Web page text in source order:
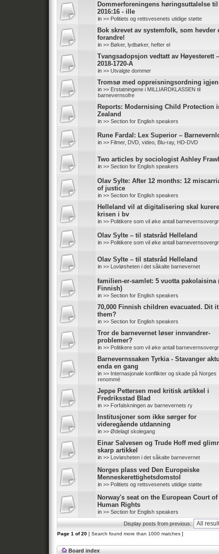
Dommerforeningens høringsuttalelse til
2016:16 - ille
in >> Politiets og rettsvesenets utidige støtte
Bok skrevet av systemfolk, som hevder
forandre!
in >> Bøker, lydbøker, hefter el
Tvangsadopsjon vedtatt av Høyesterett
2018-1720-A
in >> Utvalgte dommer
Tromsø med oppreisningsordning igjen
in >> Erstatningene i MILLIARDKLASSEN til
barnevernsofre
Reports: Modernising Child Protection
Zealand
in >> Section for English speakers
Rune Fardal: Lex Superior –
in >> Filmer, DVD, video, Blu-ray, HD-DVD
Two articles by sociologist Ashley
in >> Section for English speakers
Olav Sylte: After 12 months: 12
of justice
in >> Section for English speakers
Helleland vil at digitalisering skal kurere
krisen i bv
in >> Politikere som vil øke antall
Olav Sylte – til statsråd Helleland
in >> Politikere som vil øke antall
Olav Sylte – til statsråd Helleland
in >> Lovløsheten i det såkalte barnevernet
familien-er-samlet: 5 vuotta pakolaisina
Finnish)
in >> Section for English speakers
70,000 Finnish children evacuated. Dit
them?
in >> Section for English speakers
Tror de barnevernet løser innvandrer-
problemer?
in >> Politikere som vil øke antall
Barnevernssaken Tyrkia - Stavanger
enda en gang
in >> Internasjonale konflikter og skade på Norges
renommé
Jeppe Pettersen med kritisk artikkel i
Fredriksstad Blad
in >> Forfalskningen av barnevernets ry
Institusjoner som ikke sørger for
videregående utdanning
in >> Ødelagt skolegang
Einar Salvesen og Trude Hoff med
skarp artikkel
in >> Lovløsheten i det såkalte barnevernet
Norges plass ved Den Europeiske
Menneskerettighetsdomstol
in >> Politiets og rettsvesenets utidige støtte
Norway's seat on the European Court of
Human Rights
in >> Section for English speakers
Display posts from previous:
Page 1 of20 [ Search found more than 1000 matches ]
Board index